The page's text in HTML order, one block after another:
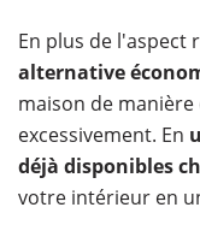
En plus de l'aspect
alternative
maison de
excessivement. En
déjà disponibles
votre intérieur en